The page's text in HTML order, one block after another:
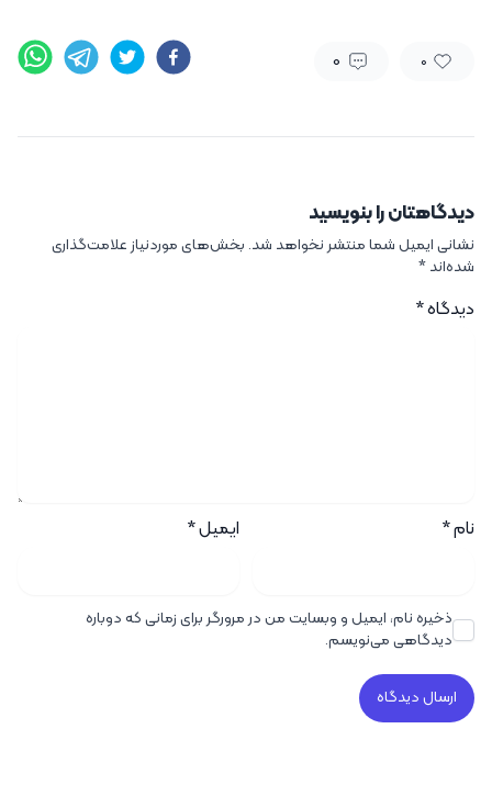
0
0
دیدگاهتان را بنویسید
نشانی ایمیل شما منتشر نخواهد شد. بخش‌های موردنیاز علامت‌گذاری
شده‌اند*
دیدگاه*
نام* ایمیل*
ذخیره نام، ایمیل و وبسایت من در مرورگر برای زمانی که دوباره
دیدگاهی می‌نویسم.